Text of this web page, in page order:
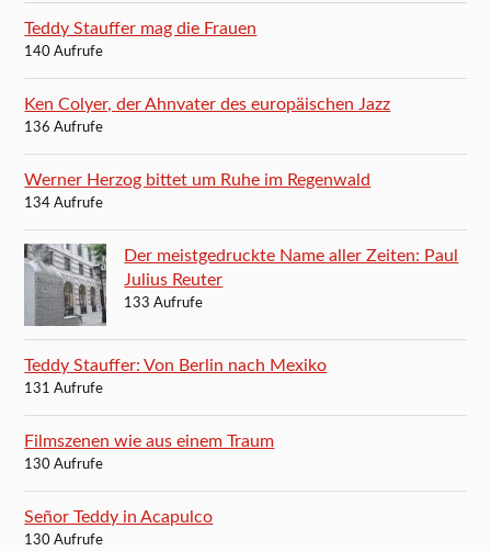
Teddy Stauffer mag die Frauen
140 Aufrufe
Ken Colyer, der Ahnvater des europäischen Jazz
136 Aufrufe
Werner Herzog bittet um Ruhe im Regenwald
134 Aufrufe
Der meistgedruckte Name aller Zeiten: Paul
Julius Reuter
133 Aufrufe
Teddy Stauffer: Von Berlin nach Mexiko
131 Aufrufe
Filmszenen wie aus einem Traum
130 Aufrufe
Señor Teddy in Acapulco
130 Aufrufe